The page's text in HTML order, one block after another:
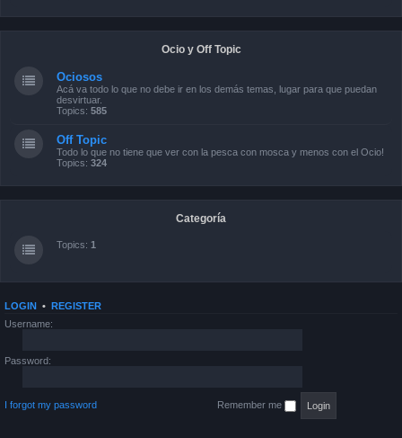
Ocio y Off Topic
Ociosos
Acá va todo lo que no debe ir en los demás temas, lugar para que puedan
desvirtuar.
Topics: 585
Off Topic
Todo lo que no tiene que ver con la pesca con mosca y menos con el Ocio!
Topics: 324
Categoría
Topics: 1
LOGIN • REGISTER
Username:
Password:
I forgot my password Remember me